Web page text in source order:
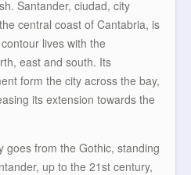
central coast of Cantabria, is
lives with the
east and south. Its
form the city across the bay,
its extension towards the
goes from the Gothic, standing
up to the 21st century,